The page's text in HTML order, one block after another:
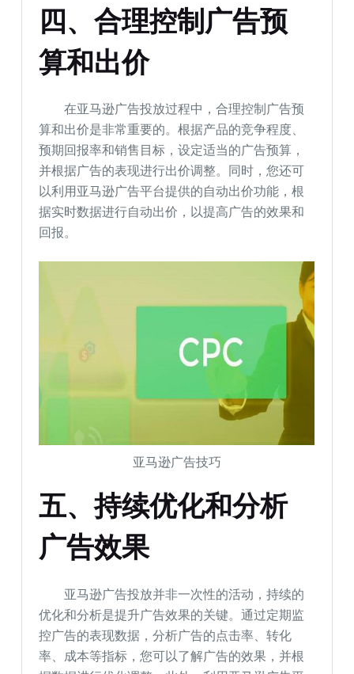
四、合理控制广告预
算和出价
在亚马逊广告投放过程中，合理控制广告预
算和出价是非常重要的。根据产品的竞争程度、
预期回报率和销售目标，设定适当的广告预算，
并根据广告的表现进行出价调整。同时，您还可
以利用亚马逊广告平台提供的自动出价功能，根
据实时数据进行自动出价，以提高广告的效果和
回报。
亚马逊广告技巧
五、持续优化和分析
广告效果
亚马逊广告投放并非一次性的活动，持续的
优化和分析是提升广告效果的关键。通过定期监
控广告的表现数据，分析广告的点击率、转化
率、成本等指标，您可以了解广告的效果，并根